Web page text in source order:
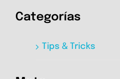
Categorías
Tips & Tricks